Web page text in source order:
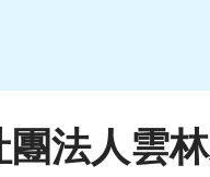
團法人雲